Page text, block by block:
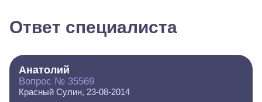
Ответ специалиста
Анатолий
Вопрос № 35569
Красный Сулин, 23-08-2014